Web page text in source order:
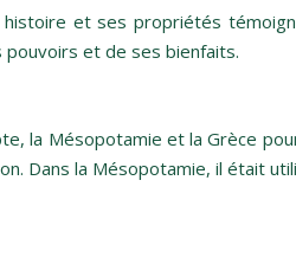
et ses propriétés
et de ses bienfaits.
la Mésopotamie et la Grèce
Dans la Mésopotamie, il était